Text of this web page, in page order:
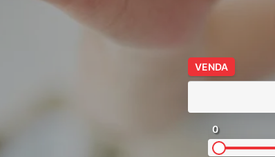
VENDA
0